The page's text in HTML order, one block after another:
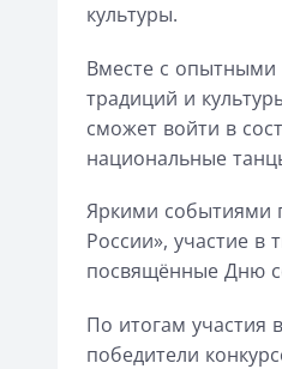
культуры.
Вместе с опытными
традиций и
сможет войти в
национальные
Яркими событиями
России», участие в
посвящённые
По итогам участия
победители